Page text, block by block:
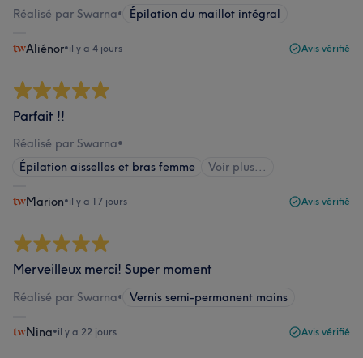
Réalisé par Swarna• Épilation du maillot intégral
Aliénor•il y a 4 jours Avis vérifié
Parfait !!
Réalisé par Swarna•
Épilation aisselles et bras femme
Voir plus...
Marion•il y a 17 jours Avis vérifié
Merveilleux merci! Super moment
Réalisé par Swarna• Vernis semi-permanent mains
Nina•il y a 22 jours Avis vérifié